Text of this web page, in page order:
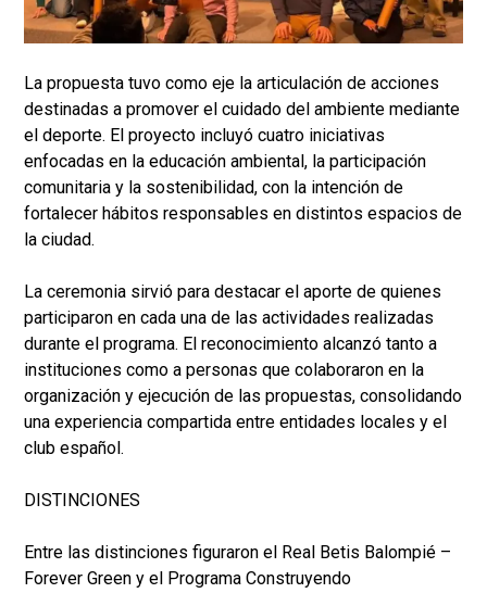
La propuesta tuvo como eje la articulación de acciones
destinadas a promover el cuidado del ambiente mediante
el deporte. El proyecto incluyó cuatro iniciativas
enfocadas en la educación ambiental, la participación
comunitaria y la sostenibilidad, con la intención de
fortalecer hábitos responsables en distintos espacios de
la ciudad.
La ceremonia sirvió para destacar el aporte de quienes
participaron en cada una de las actividades realizadas
durante el programa. El reconocimiento alcanzó tanto a
instituciones como a personas que colaboraron en la
organización y ejecución de las propuestas, consolidando
una experiencia compartida entre entidades locales y el
club español.
DISTINCIONES
Entre las distinciones figuraron el Real Betis Balompié –
Forever Green y el Programa Construyendo